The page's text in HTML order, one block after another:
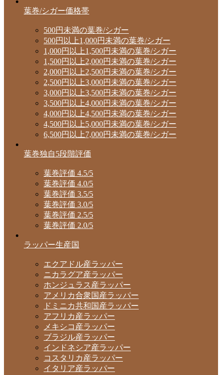
葉巻/シガー価格帯
500円未満の葉巻/シガー
500円以上1,000円未満の葉巻/シガー
1,000円以上1,500円未満の葉巻/シガー
1,500円以上2,000円未満の葉巻/シガー
2,000円以上2,500円未満の葉巻/シガー
2,500円以上3,000円未満の葉巻/シガー
3,000円以上3,500円未満の葉巻/シガー
3,500円以上4,000円未満の葉巻/シガー
4,000円以上4,500円未満の葉巻/シガー
4,500円以上5,000円未満の葉巻/シガー
6,500円以上7,000円未満の葉巻/シガー
葉巻独自5段階評価
葉巻評価 4.5/5
葉巻評価 4.0/5
葉巻評価 3.5/5
葉巻評価 3.0/5
葉巻評価 2.5/5
葉巻評価 2.0/5
ラッパー生産国
エクアドル産ラッパー
ニカラグア産ラッパー
ホンジュラス産ラッパー
アメリカ合衆国産ラッパー
ドミニカ共和国産ラッパー
アフリカ産ラッパー
メキシコ産ラッパー
ブラジル産ラッパー
インドネシア産ラッパー
コスタリカ産ラッパー
イタリア産ラッパー